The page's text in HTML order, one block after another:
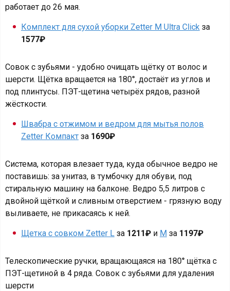
работает до 26 мая.
Комплект для сухой уборки Zetter M Ultra Click за
1577₽
Совок с зубьями - удобно очищать щётку от волос и
шерсти. Щётка вращается на 180°, достаёт из углов и
под плинтусы. ПЭТ-щетина четырёх рядов, разной
жёсткости.
Швабра с отжимом и ведром для мытья полов
Zetter Компакт за 1690₽
Система, которая влезает туда, куда обычное ведро не
поставишь: за унитаз, в тумбочку для обуви, под
стиральную машину на балконе. Ведро 5,5 литров с
двойной щёткой и сливным отверстием - грязную воду
выливаете, не прикасаясь к ней.
Щетка с совком Zetter L за 1211₽ и М за 1197₽
Телескопические ручки, вращающаяся на 180° щётка с
ПЭТ-щетиной в 4 ряда. Совок с зубьями для удаления
шерсти